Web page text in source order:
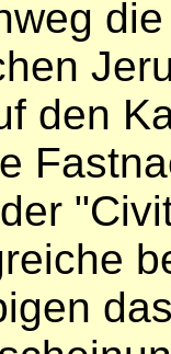
den